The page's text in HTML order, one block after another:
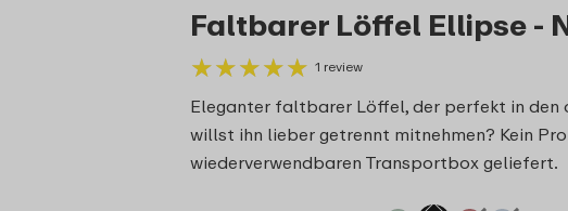
Faltbarer Löffel Ellipse -
★★★★★
★★★★★ 1 review
Eleganter faltbarer Löffel, der perfekt in den
willst ihn lieber getrennt mitnehmen? Kein
wiederverwendbaren Transportbox geliefert.